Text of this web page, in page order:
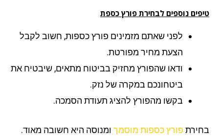
נוספים לבחירת פורץ כספת
לפני שאתם מזמינים פורץ כספות, חשוב לקבל
הצעת מחיר מפורטת.
ודאו שהפורץ מחזיק בביטוח מתאים, שיבטיח את
ביטחונכם במקרה של נזק.
בקשו מהפורץ להציג תעודת הסמכה.
פורץ כספות מוסמךומנוסה היא חשובה מאוד.